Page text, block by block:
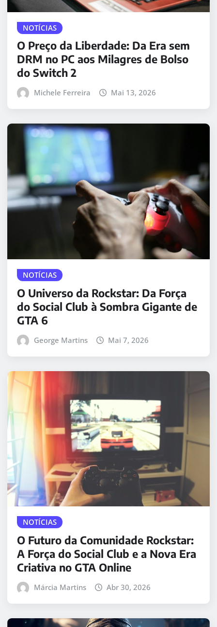
NOTÍCIAS
O Preço da Liberdade: Da Era sem
DRM no PC aos Milagres de Bolso
do Switch 2
Michele Ferreira Mai 13, 2026
NOTÍCIAS
O Universo da Rockstar: Da Força
do Social Club à Sombra Gigante de
GTA 6
George Martins Mai 7, 2026
NOTÍCIAS
O Futuro da Comunidade Rockstar:
A Força do Social Club e a Nova Era
Criativa no GTA Online
Márcia Martins Abr 30, 2026